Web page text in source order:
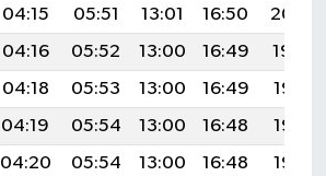
04:15 05:51 13:01 16:50
20:00
04:16 05:52 13:00 16:49
19:59
04:18 05:53 13:00 16:49
19:58
04:19 05:54 13:00 16:48
19:57
04:20 05:54 13:00 16:48
19:55